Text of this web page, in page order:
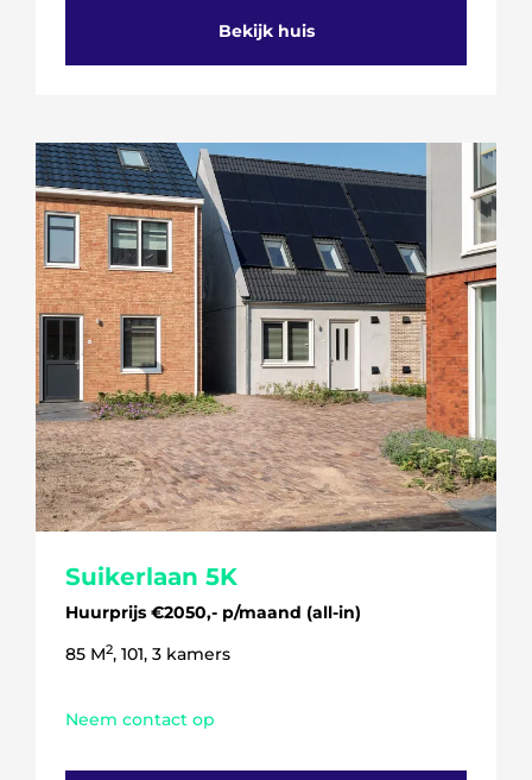
Bekijk huis
Suikerlaan 5K
Huurprijs €2050,- p/maand (all-in)
85 M2, 101, 3 kamers
Neem contact op